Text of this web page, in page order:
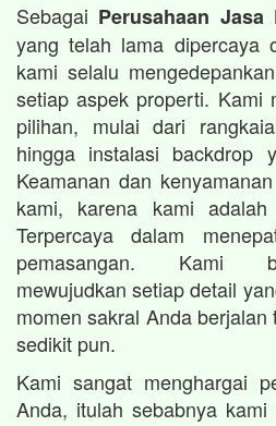
Sebagai Perusahaan Jasa
yang telah lama dipercaya
kami selalu
setiap aspek properti. Kami
pilihan, mulai dari
hingga instalasi backdrop
Keamanan dan
kami, karena kami
Terpercaya dalam
pemasangan. Kami
mewujudkan setiap detail
momen sakral Anda
sedikit pun.
Kami sangat menghargai
Anda, itulah sebabnya kami